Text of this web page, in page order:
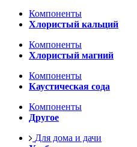
Компоненты
Хлористый кальций
Компоненты
Хлористый магний
Компоненты
Каустическая сода
Компоненты
Другое
Для дома и дачи